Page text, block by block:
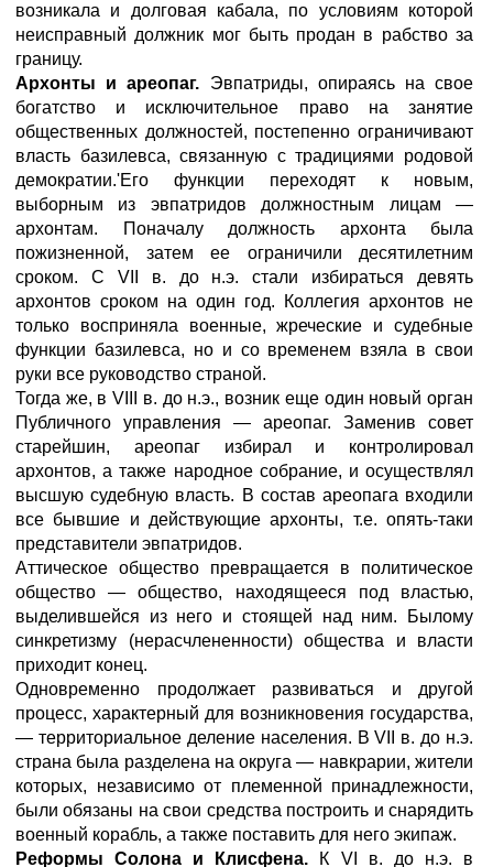
возникала и долговая кабала, по условиям которой
неисправный должник мог быть продан в рабство за
границу.
Архонты и ареопаг. Эвпатриды, опираясь на свое
богатство и исключительное право на занятие
общественных должностей, постепенно ограничивают
власть базилевса, связанную с традициями родовой
демократии.'Его функции переходят к новым,
выборным из эвпатридов должностным лицам —
архонтам. Поначалу должность архонта была
пожизненной, затем ее ограничили десятилетним
сроком. С VII в. до н.э. стали избираться девять
архонтов сроком на один год. Коллегия архонтов не
только восприняла военные, жреческие и судебные
функции базилевса, но и со временем взяла в свои
руки все руководство страной.
Тогда же, в VIII в. до н.э., возник еще один новый орган
Публичного управления — ареопаг. Заменив совет
старейшин, ареопаг избирал и контролировал
архонтов, а также народное собрание, и осуществлял
высшую судебную власть. В состав ареопага входили
все бывшие и действующие архонты, т.е. опять-таки
представители эвпатридов.
Аттическое общество превращается в политическое
общество — общество, находящееся под властью,
выделившейся из него и стоящей над ним. Былому
синкретизму (нерасчлененности) общества и власти
приходит конец.
Одновременно продолжает развиваться и другой
процесс, характерный для возникновения государства,
— территориальное деление населения. В VII в. до н.э.
страна была разделена на округа — навкрарии, жители
которых, независимо от племенной принадлежности,
были обязаны на свои средства построить и снарядить
военный корабль, а также поставить для него экипаж.
Реформы Солона и Клисфена. К VI в. до н.э. в